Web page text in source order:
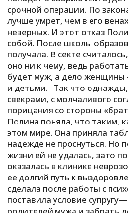
срочной операции. По
лучше умрет, чем в его
неверных. И этот отказ
собой. После школы
получала. В секте
оно ни к чему, ведь
будет муж, а дело женщины
и детьми. Так что однажды,
свекрами, с молчаливого
порицания со стороны
Полина поняла, что таким,
этом мире. Она приняла
надежде не проснуться. Но
жизни ей не удалась, зато
оказалась в клинике
ее долгий путь к
сделала после работы с
поставила условие